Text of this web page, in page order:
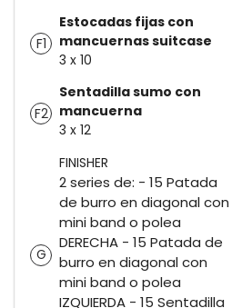
F1
Estocadas fijas con
mancuernas suitcase
3 x 10
F2
Sentadilla sumo con
mancuerna
3 x 12
FINISHER
G
2 series de: - 15 Patada
de burro en diagonal con
mini band o polea
DERECHA - 15 Patada de
burro en diagonal con
mini band o polea
IZQUIERDA - 15 Sentadilla